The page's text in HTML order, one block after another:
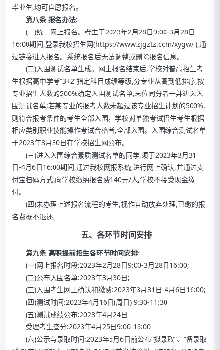
毕业生,均可自愿报名。
第八条 报名办法:
(一)统一网上报名。考生于2023年2月28日9:00-3月28日
16:00期间,登录我校招生网(https://www.zjgztz.com/xygw/ ),通
过链接进入报名。系统报名后无法调整或删除报名信息。
(二)入围测试名单生成。网上报名结束后,学校对普高招生考
生根据高中学考“3+2”指定科目成绩等级,分专业从高到低排序,按
专业招生人数的500%确定入围测试名单,末位同分者一并进入入
围测试名单;若某专业的报考人数未超过该专业招生计划的500%,
则符合报考条件的考生全部入围。学校对单独考试招生考生根据
相应类别职业技能操作考试合格者,全部入围。入围综合测试名单
于2023年3月30日在学校招生网公布。
(三)进入入围综合素质测试名单的同学,须于2023年3月31
日-4月6日16:00期间,通过我校网报系统,进行网上确认,并通过支
付宝扫码方式,向学校缴纳报名费140元/人,学校不接受现金缴
付。
(四)未办理上述报名流程的考生,视作自动放弃处理,已缴的报
名费概不退还。
五、各环节时间安排
第九条 高职提前招生各环节时间安排:
(一)网上报名时段:2023年2月28日9:00-3月28日16:00;
(二)公布入围名单:2023年3月30日;
(三)入围考生网上确认和缴费:2023年3月31日-4月6日16:00;
(四)测试时间:2023年4月16日(周日) 9:30-11:30
(五)测试成绩公布:2023年4月24日
受理考生查分:2023年4月25日9:00-16:00
(六)公示与录取时间:2023年5月6日前公布“拟录取”、“备录取